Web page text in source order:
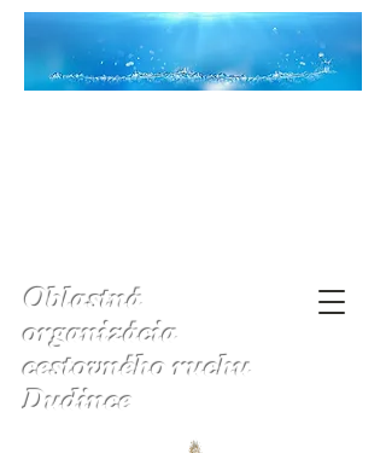
Oblastná
organizácia
cestovného ruchu
Dudince